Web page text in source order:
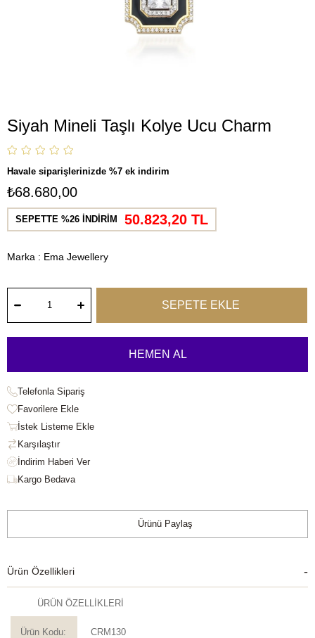
Siyah Mineli Taşlı Kolye Ucu Charm
Havale siparişlerinizde %7 ek indirim
₺68.680,00
SEPETTE %26 İNDİRİM 50.823,20 TL
Marka : Ema Jewellery
Telefonla Sipariş
Favorilere Ekle
İstek Listeme Ekle
Karşılaştır
Kargo Bedava
Ürünü Paylaş
Ürün Özellikleri
ÜRÜN ÖZELLİKLERİ
Ürün Kodu: CRM130